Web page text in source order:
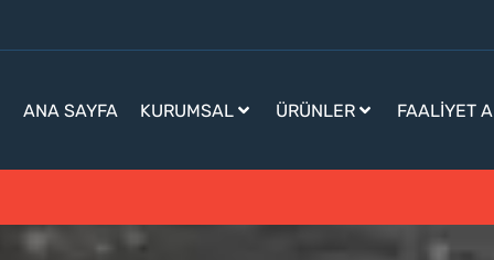
ANA SAYFA KURUMSAL ÜRÜNLER FAALIYET